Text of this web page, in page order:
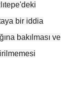
bir iddia
bakılması ve